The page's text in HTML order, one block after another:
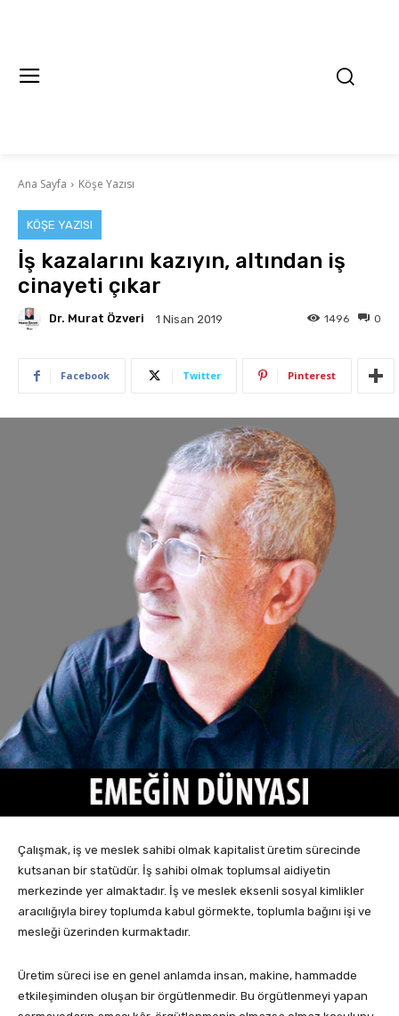
Ana Sayfa Köşe Yazısı
KÖŞE YAZISI
İş kazalarını kazıyın, altından iş
cinayeti çıkar
Dr. Murat Özveri 1 Nisan 2019 0
1496
Facebook Twitter Pinterest
Çalışmak, iş ve meslek sahibi olmak kapitalist üretim sürecinde
kutsanan bir statüdür. İş sahibi olmak toplumsal aidiyetin
merkezinde yer almaktadır. İş ve meslek eksenli sosyal kimlikler
aracılığıyla birey toplumda kabul görmekte, toplumla bağını işi ve
mesleği üzerinden kurmaktadır.
Üretim süreci ise en genel anlamda insan, makine, hammadde
etkileşiminden oluşan bir örgütlenmedir. Bu örgütlenmeyi yapan